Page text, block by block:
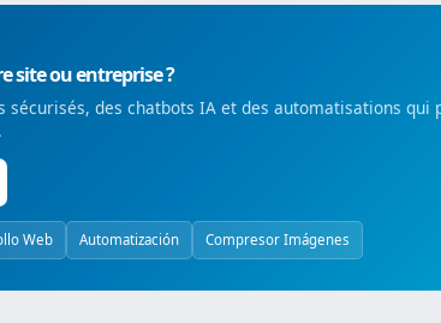
site ou entreprise ?
sécurisés, des chatbots IA et des automatisations
Web Automatización Compresor Imágenes